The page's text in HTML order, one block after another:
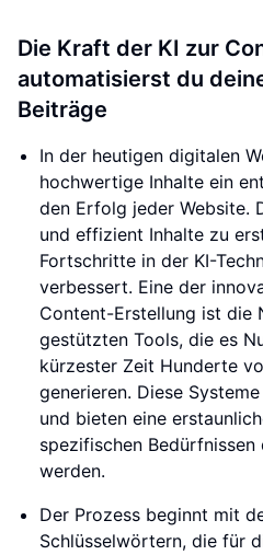
Die Kraft der KI zur
automatisierst du
Beiträge
In der heutigen digitalen
hochwertige Inhalte ein
den Erfolg jeder Website.
und effizient Inhalte zu
Fortschritte in der KI-
verbessert. Eine der
Content-Erstellung ist die
gestützten Tools, die es
kürzester Zeit Hunderte
generieren. Diese
und bieten eine
spezifischen
werden.
Der Prozess beginnt mit
Schlüsselwörtern, die für